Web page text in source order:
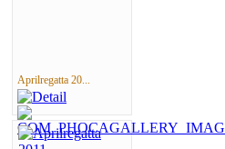
Aprilregatta 20...